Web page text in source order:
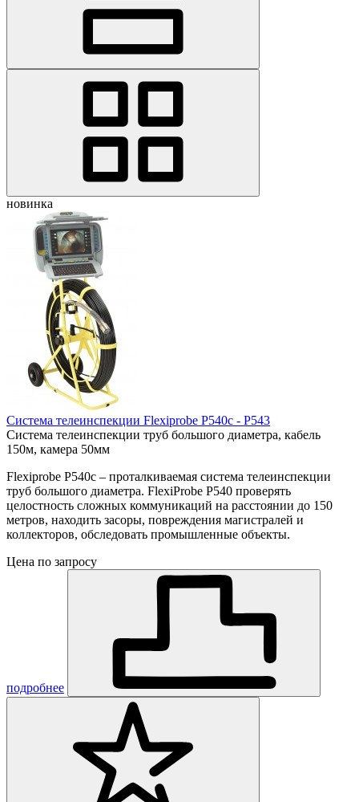
новинка
Система телеинспекции Flexiprobe P540c - P543
Система телеинспекции труб большого диаметра, кабель
150м, камера 50мм
Flexiprobe P540c – проталкиваемая система телеинспекции
труб большого диаметра. FlexiProbe Р540 проверять
целостность сложных коммуникаций на расстоянии до 150
метров, находить засоры, повреждения магистралей и
коллекторов, обследовать промышленные объекты.
Цена по запросу
подробнее